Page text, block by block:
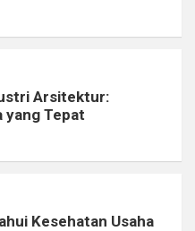
Arsitektur:
yang Tepat
Kesehatan Usaha